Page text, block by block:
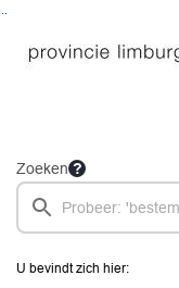
Zoeken
U bevindt zich hier: